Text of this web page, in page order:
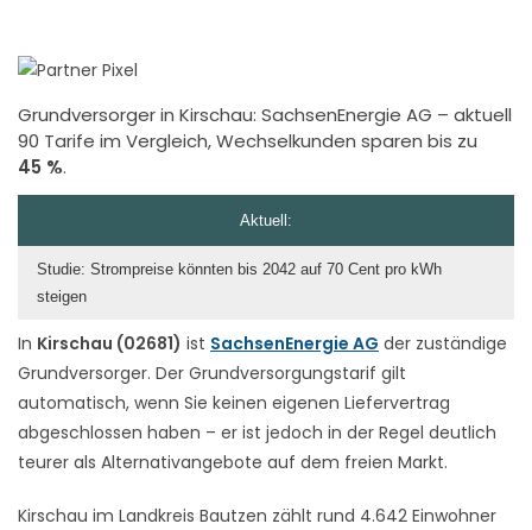
Grundversorger in Kirschau: SachsenEnergie AG – aktuell
90 Tarife im Vergleich, Wechselkunden sparen bis zu
45 %.
In Kirschau (02681) ist SachsenEnergie AG der zuständige
Grundversorger. Der Grundversorgungstarif gilt
automatisch, wenn Sie keinen eigenen Liefervertrag
abgeschlossen haben – er ist jedoch in der Regel deutlich
teurer als Alternativangebote auf dem freien Markt.
Kirschau im Landkreis Bautzen zählt rund 4.642 Einwohner
Aktuell:
Studie: Strompreise könnten bis 2042 auf 70 Cent pro kWh
steigen